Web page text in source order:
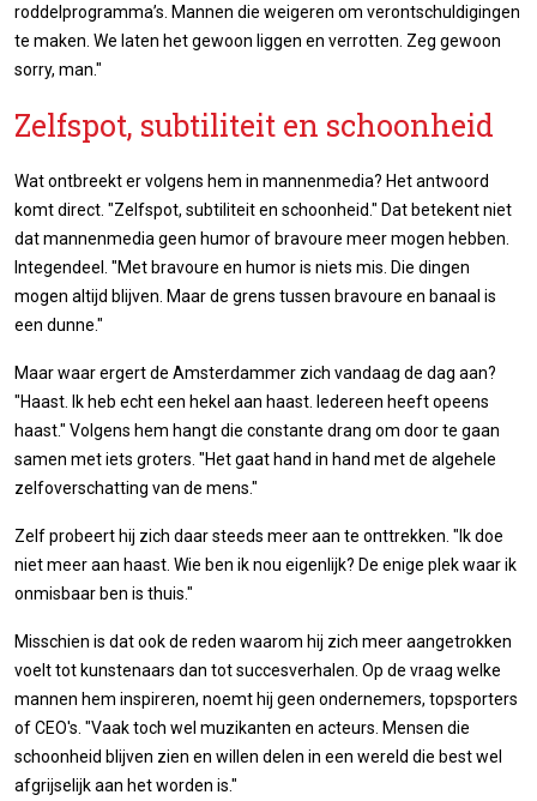
roddelprogramma’s. Mannen die weigeren om verontschuldigingen
te maken. We laten het gewoon liggen en verrotten. Zeg gewoon
sorry, man."
Zelfspot, subtiliteit en schoonheid
Wat ontbreekt er volgens hem in mannenmedia? Het antwoord
komt direct. "Zelfspot, subtiliteit en schoonheid." Dat betekent niet
dat mannenmedia geen humor of bravoure meer mogen hebben.
Integendeel. "Met bravoure en humor is niets mis. Die dingen
mogen altijd blijven. Maar de grens tussen bravoure en banaal is
een dunne."
Maar waar ergert de Amsterdammer zich vandaag de dag aan?
"Haast. Ik heb echt een hekel aan haast. Iedereen heeft opeens
haast." Volgens hem hangt die constante drang om door te gaan
samen met iets groters. "Het gaat hand in hand met de algehele
zelfoverschatting van de mens."
Zelf probeert hij zich daar steeds meer aan te onttrekken. "Ik doe
niet meer aan haast. Wie ben ik nou eigenlijk? De enige plek waar ik
onmisbaar ben is thuis."
Misschien is dat ook de reden waarom hij zich meer aangetrokken
voelt tot kunstenaars dan tot succesverhalen. Op de vraag welke
mannen hem inspireren, noemt hij geen ondernemers, topsporters
of CEO's. "Vaak toch wel muzikanten en acteurs. Mensen die
schoonheid blijven zien en willen delen in een wereld die best wel
afgrijselijk aan het worden is."